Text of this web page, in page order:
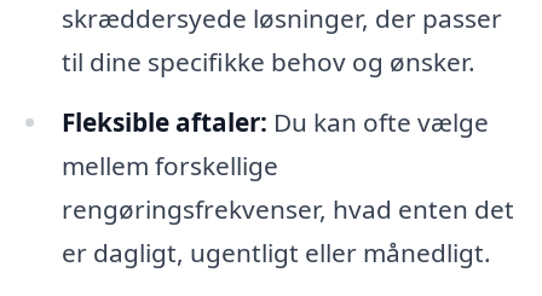
skræddersyede løsninger, der passer
til dine specifikke behov og ønsker.
Fleksible aftaler: Du kan ofte vælge
mellem forskellige
rengøringsfrekvenser, hvad enten det
er dagligt, ugentligt eller månedligt.